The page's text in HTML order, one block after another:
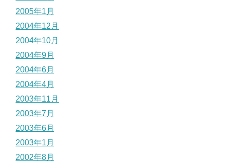
2005年1月
2004年12月
2004年10月
2004年9月
2004年6月
2004年4月
2003年11月
2003年7月
2003年6月
2003年1月
2002年8月